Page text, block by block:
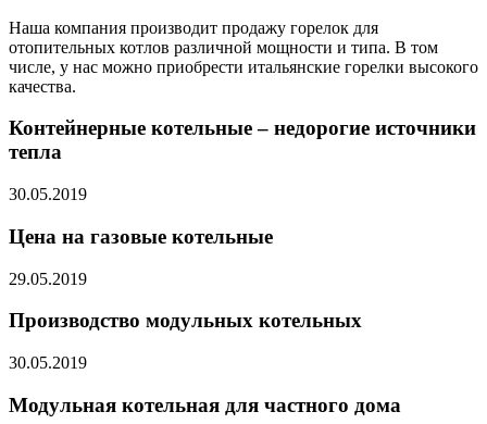
Наша компания производит продажу горелок для
отопительных котлов различной мощности и типа. В том
числе, у нас можно приобрести итальянские горелки высокого
качества.
Контейнерные котельные – недорогие источники
тепла
30.05.2019
Цена на газовые котельные
29.05.2019
Производство модульных котельных
30.05.2019
Модульная котельная для частного дома